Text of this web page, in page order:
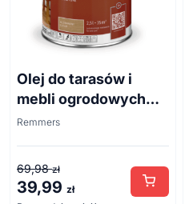
Olej do tarasów i
mebli ogrodowych
Remmers 0,75 l
Remmers
69,98zł
Pierwotna
39,99 zł
Aktualna